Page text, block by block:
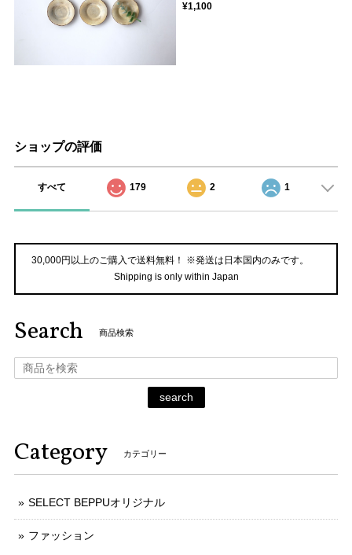
¥1,100
ショップの評価
すべて 179 2 1
30,000円以上のご購入で送料無料！ ※発送は日本国内のみです。
Shipping is only within Japan
Search 商品検索
search
Category カテゴリー
SELECT BEPPUオリジナル
ファッション